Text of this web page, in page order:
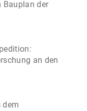
Bauplan der
an den